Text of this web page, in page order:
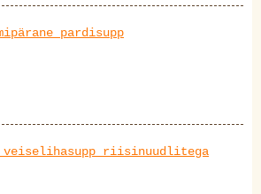
pardisupp
veiselihasupp riisinuudlitega